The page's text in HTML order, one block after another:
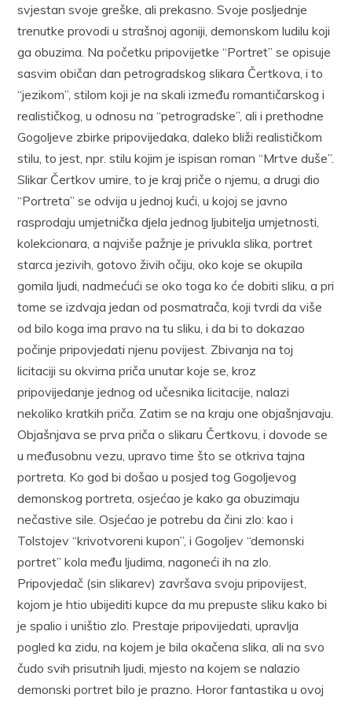
svjestan svoje greške, ali prekasno. Svoje posljednje
trenutke provodi u strašnoj agoniji, demonskom ludilu koji
ga obuzima. Na početku pripovijetke “Portret” se opisuje
sasvim običan dan petrogradskog slikara Čertkova, i to
“jezikom”, stilom koji je na skali između romantičarskog i
realističkog, u odnosu na “petrogradske”, ali i prethodne
Gogoljeve zbirke pripovijedaka, daleko bliži realističkom
stilu, to jest, npr. stilu kojim je ispisan roman “Mrtve duše”.
Slikar Čertkov umire, to je kraj priče o njemu, a drugi dio
“Portreta” se odvija u jednoj kući, u kojoj se javno
rasprodaju umjetnička djela jednog ljubitelja umjetnosti,
kolekcionara, a najviše pažnje je privukla slika, portret
starca jezivih, gotovo živih očiju, oko koje se okupila
gomila ljudi, nadmećući se oko toga ko će dobiti sliku, a pri
tome se izdvaja jedan od posmatrača, koji tvrdi da više
od bilo koga ima pravo na tu sliku, i da bi to dokazao
počinje pripovjedati njenu povijest. Zbivanja na toj
licitaciji su okvirna priča unutar koje se, kroz
pripovijedanje jednog od učesnika licitacije, nalazi
nekoliko kratkih priča. Zatim se na kraju one objašnjavaju.
Objašnjava se prva priča o slikaru Čertkovu, i dovode se
u međusobnu vezu, upravo time što se otkriva tajna
portreta. Ko god bi došao u posjed tog Gogoljevog
demonskog portreta, osjećao je kako ga obuzimaju
nečastive sile. Osjećao je potrebu da čini zlo: kao i
Tolstojev “krivotvoreni kupon”, i Gogoljev “demonski
portret” kola među ljudima, nagoneći ih na zlo.
Pripovjedač (sin slikarev) završava svoju pripovijest,
kojom je htio ubijediti kupce da mu prepuste sliku kako bi
je spalio i uništio zlo. Prestaje pripovijedati, upravlja
pogled ka zidu, na kojem je bila okačena slika, ali na svo
čudo svih prisutnih ljudi, mjesto na kojem se nalazio
demonski portret bilo je prazno. Horor fantastika u ovoj